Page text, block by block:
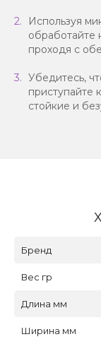
Используя
обработайте
проходя с
Убедитесь,
приступайте
стойкие и
Бренд
Вес гр
Длина мм
Ширина мм